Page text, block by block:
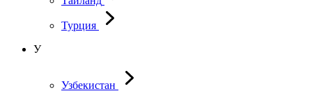
Турция
У
Узбекистан